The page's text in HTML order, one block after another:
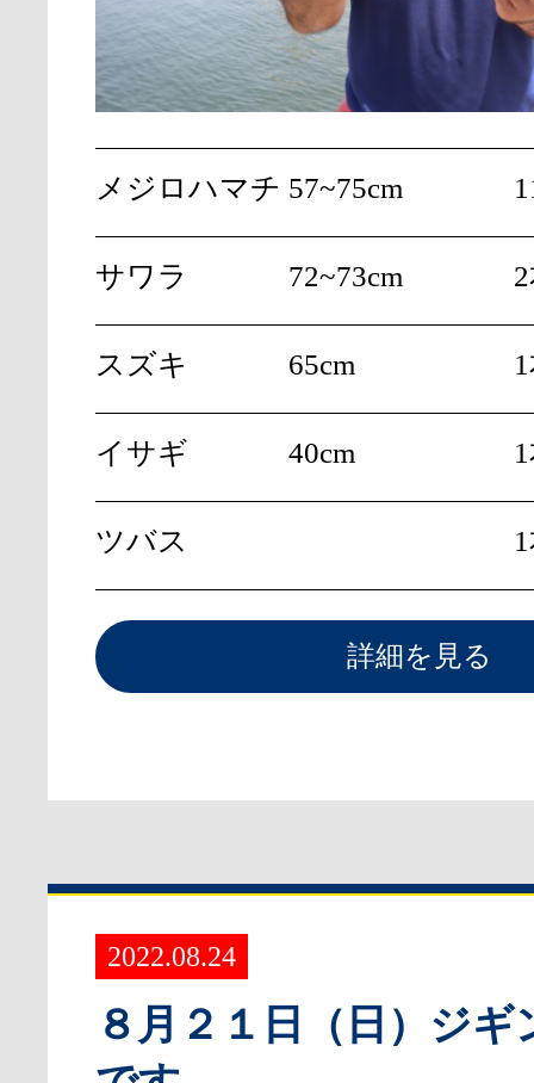
メジロハマチ 57~75cm
サワラ 72~73cm
スズキ 65cm
イサギ 40cm
ツバス
詳細を見る
2022.08.24
８月２１日（日）ジギ